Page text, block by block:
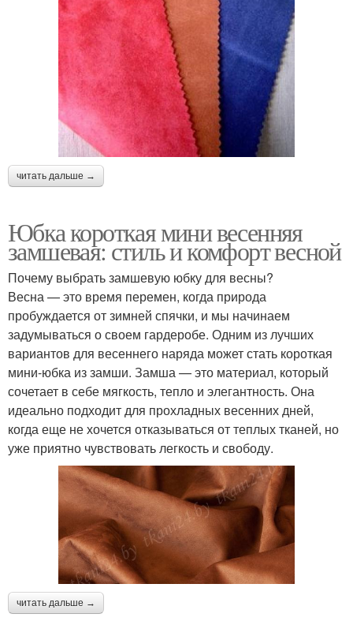
читать дальше →
Юбка короткая мини весенняя
замшевая: стиль и комфорт весной
Почему выбрать замшевую юбку для весны?
Весна — это время перемен, когда природа
пробуждается от зимней спячки, и мы начинаем
задумываться о своем гардеробе. Одним из лучших
вариантов для весеннего наряда может стать короткая
мини-юбка из замши. Замша — это материал, который
сочетает в себе мягкость, тепло и элегантность. Она
идеально подходит для прохладных весенних дней,
когда еще не хочется отказываться от теплых тканей, но
уже приятно чувствовать легкость и свободу.
читать дальше →